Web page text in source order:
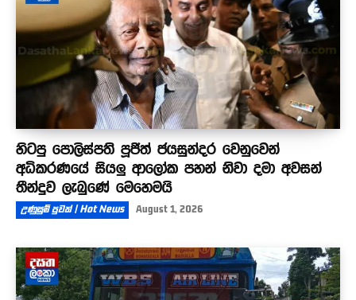
හිටපු පොලිස්පති පූජිත් ජයසුන්දර වෙනුවෙන්
අධිකරණයේ සියලු ආලෝක පහන් නිවා දමා අවසන්
තීන්දුව ලැබුණේ මෙහෙමයි
උණුසුම් පුවත් | Hot News August 1, 2026